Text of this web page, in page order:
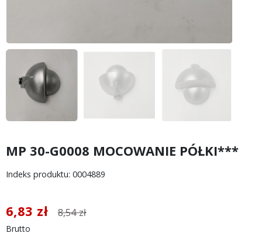
MP 30-G0008 MOCOWANIE PÓŁKI***
Indeks produktu: 0004889
6,83 zł 8,54 zł
Brutto